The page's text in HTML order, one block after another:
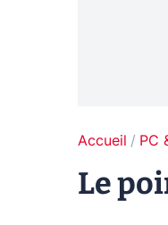
Accueil PC
Le